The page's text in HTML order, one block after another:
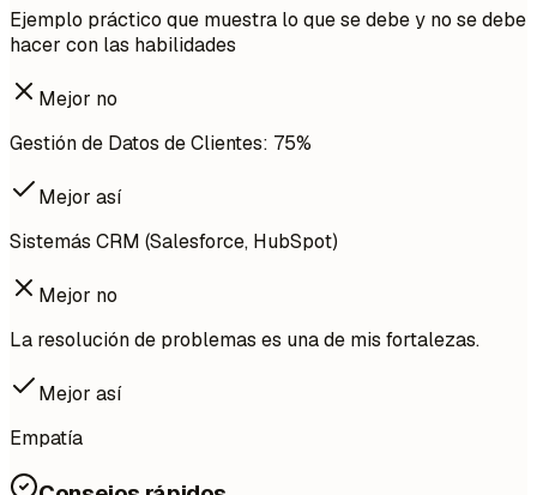
Ejemplo práctico que muestra lo que se debe y no se debe
hacer con las habilidades
Mejor no
Gestión de Datos de Clientes: 75%
Mejor así
Sistemás CRM (Salesforce, HubSpot)
Mejor no
La resolución de problemas es una de mis fortalezas.
Mejor así
Empatía